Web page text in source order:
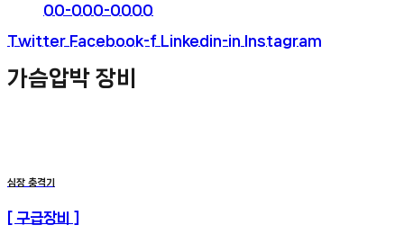
00-000-0000
Twitter Facebook-f Linkedin-in Instagram
가슴압박 장비
심장 충격기
[ 구급장비 ]